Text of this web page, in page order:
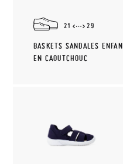
21 29
BASKETS SANDALES
EN CAOUTCHOUC